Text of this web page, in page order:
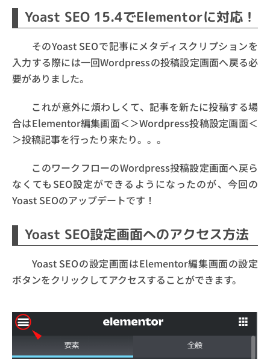
Yoast SEO 15.4でElementorに対応！
そのYoast SEOで記事にメタディスクリプションを
入力する際には一回Wordpressの投稿設定画面へ戻る必
要がありました。
これが意外に煩わしくて、記事を新たに投稿する場
合はElementor編集画面＜＞Wordpress投稿設定画面＜
＞投稿記事を行ったり来たり。。。
このワークフローのWordpress投稿設定画面へ戻ら
なくてもSEO設定ができるようになったのが、今回の
Yoast SEOのアップデートです！
Yoast SEO設定画面へのアクセス方法
Yoast SEOの設定画面はElementor編集画面の設定
ボタンをクリックしてアクセスすることができます。